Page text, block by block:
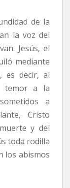
de la
la voz del
Jesús, el
mediante
es decir, al
temor a la
a
Cristo
y del
toda rodilla
los abismos